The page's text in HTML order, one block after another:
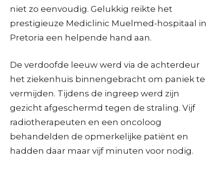
niet zo eenvoudig. Gelukkig reikte het
prestigieuze Mediclinic Muelmed-hospitaal in
Pretoria een helpende hand aan.
De verdoofde leeuw werd via de achterdeur
het ziekenhuis binnengebracht om paniek te
vermijden. Tijdens de ingreep werd zijn
gezicht afgeschermd tegen de straling. Vijf
radiotherapeuten en een oncoloog
behandelden de opmerkelijke patiënt en
hadden daar maar vijf minuten voor nodig.